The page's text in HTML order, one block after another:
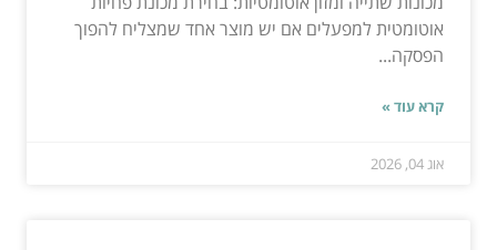
אוטומטית למפעלים אם יש מוצר אחד שמצליח להפוך
הפסקה...
קרא עוד »
אוג 04, 2026